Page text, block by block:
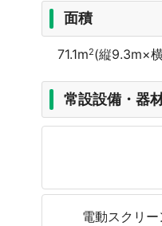
面積
71.1m2(縦9.3m×
常設設備・器
電動スクリ